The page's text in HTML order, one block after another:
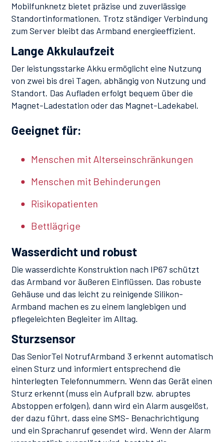
Mobilfunknetz bietet präzise und zuverlässige
Standortinformationen. Trotz ständiger Verbindung
zum Server bleibt das Armband energieeffizient.
Lange Akkulaufzeit
Der leistungsstarke Akku ermöglicht eine Nutzung
von zwei bis drei Tagen, abhängig von Nutzung und
Standort. Das Aufladen erfolgt bequem über die
Magnet-Ladestation oder das Magnet-Ladekabel.
Geeignet für:
Menschen mit Alterseinschränkungen
Menschen mit Behinderungen
Risikopatienten
Bettlägrige
Wasserdicht und robust
Die wasserdichte Konstruktion nach IP67 schützt
das Armband vor äußeren Einflüssen. Das robuste
Gehäuse und das leicht zu reinigende Silikon-
Armband machen es zu einem langlebigen und
pflegeleichten Begleiter im Alltag.
Sturzsensor
Das SeniorTel NotrufArmband 3 erkennt automatisch
einen Sturz und informiert entsprechend die
hinterlegten Telefonnummern. Wenn das Gerät einen
Sturz erkennt (muss ein Aufprall bzw. abruptes
Abstoppen erfolgen), dann wird ein Alarm ausgelöst,
der dazu führt, dass eine SMS- Benachrichtigung
und ein Sprachanruf gesendet wird. Wenn der Alarm